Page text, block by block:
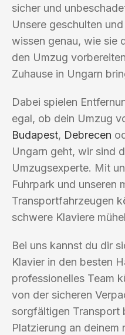
sicher und
Unsere geschulten
wissen genau, wie sie
den Umzug
Zuhause in Ungarn
Dabei spielen
egal, ob dein Umzug
Budapest, Debrecen
Ungarn geht, wir sind
Umzugsexperte. Mit
Fuhrpark und unseren
Transportfahrzeugen
schwere Klaviere
Bei uns kannst du dir
Klavier in den besten
professionelles Team
von der sicheren
sorgfältigen Transport
Platzierung an deinem